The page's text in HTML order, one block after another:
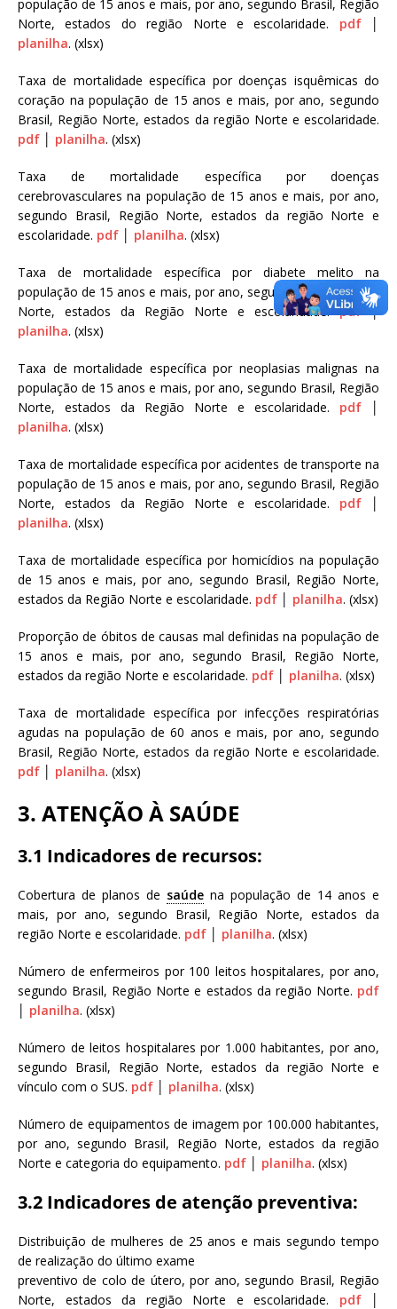
população de 15 anos e mais, por ano, segundo Brasil, Região
Norte, estados do região Norte e escolaridade. pdf│
planilha. (xlsx)
Taxa de mortalidade específica por doenças isquêmicas do
coração na população de 15 anos e mais, por ano, segundo
Brasil, Região Norte, estados da região Norte e escolaridade.
pdf
planilha. (xlsx)
Taxa de mortalidade específica por doenças
cerebrovasculares na população de 15 anos e mais, por ano,
segundo Brasil, Região Norte, estados da região Norte e
escolaridade. pdf planilha. (xlsx)
Taxa de mortalidade específica por diabete melito na
população de 15 anos e mais, por ano, segundo Brasil, Região
Norte, estados da Região Norte e escolaridade.pdf│
planilha. (xlsx)
Taxa de mortalidade específica por neoplasias malignas na
população de 15 anos e mais, por ano, segundo Brasil, Região
Norte, estados da Região Norte e escolaridade. pdf
planilha. (xlsx)
Taxa de mortalidade específica por acidentes de transporte na
população de 15 anos e mais, por ano, segundo Brasil, Região
Norte, estados da Região Norte e escolaridade. pdf
planilha. (xlsx)
Taxa de mortalidade específica por homicídios na população
de 15 anos e mais, por ano, segundo Brasil, Região Norte,
estados da Região Norte e escolaridade. pdf planilha. (xlsx)
Proporção de óbitos de causas mal definidas na população de
15 anos e mais, por ano, segundo Brasil, Região Norte,
estados da região Norte e escolaridade. pdf planilha. (xlsx)
Taxa de mortalidade específica por infecções respiratórias
agudas na população de 60 anos e mais, por ano, segundo
Brasil, Região Norte, estados da região Norte e escolaridade.
pdf
planilha. (xlsx)
3. ATENÇÃO À SAÚDE
3.1 Indicadores de recursos:
Cobertura de planos de saúde na população de 14 anos e
mais, por ano, segundo Brasil, Região Norte, estados da
região Norte e escolaridade. pdf planilha. (xlsx)
Número de enfermeiros por 100 leitos hospitalares, por ano,
segundo Brasil, Região Norte e estados da região Norte. pdf
planilha. (xlsx)
Número de leitos hospitalares por 1.000 habitantes, por ano,
segundo Brasil, Região Norte, estados da região Norte e
vínculo com o SUS. pdf planilha. (xlsx)
Número de equipamentos de imagem por 100.000 habitantes,
por ano, segundo Brasil, Região Norte, estados da região
Norte e categoria do equipamento. pdf planilha. (xlsx)
3.2 Indicadores de atenção preventiva:
Distribuição de mulheres de 25 anos e mais segundo tempo
de realização do último exame
preventivo de colo de útero, por ano, segundo Brasil, Região
Norte, estados da região Norte e escolaridade. pdf│